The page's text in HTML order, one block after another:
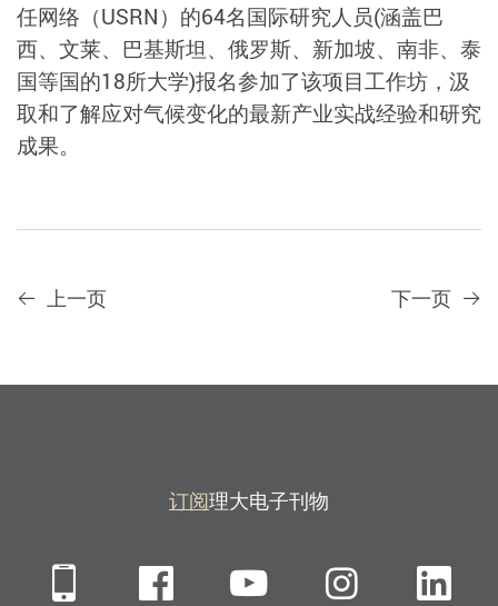
任网络（USRN）的64名国际研究人员(涵盖巴
西、文莱、巴基斯坦、俄罗斯、新加坡、南非、泰
国等国的18所大学)报名参加了该项目工作坊，汲
取和了解应对气候变化的最新产业实战经验和研究
成果。
上一页 下一页
订阅理大电子刊物
Mobile FacebookYouTube